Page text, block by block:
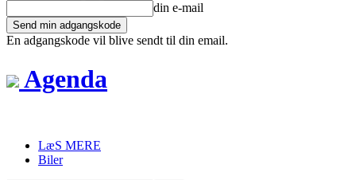
din e-mail
En adgangskode vil blive sendt til din email.
Agenda
LæS MERE
Biler